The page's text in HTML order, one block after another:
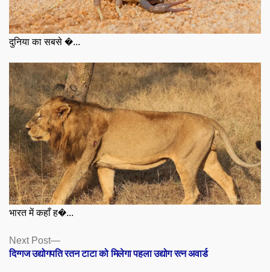
दुनिया का सबसे �...
भारत में कहाँ ह�...
Posts
navigation
Next Post
Next
post:
दिग्गज उद्योगपति रतन टाटा को मिलेगा पहला उद्योग रत्न अवार्ड